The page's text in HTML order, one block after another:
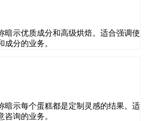
暗示优质成分和高级烘焙。适合强调使
成分的业务。
暗示每个蛋糕都是定制灵感的结果。适
询的业务。